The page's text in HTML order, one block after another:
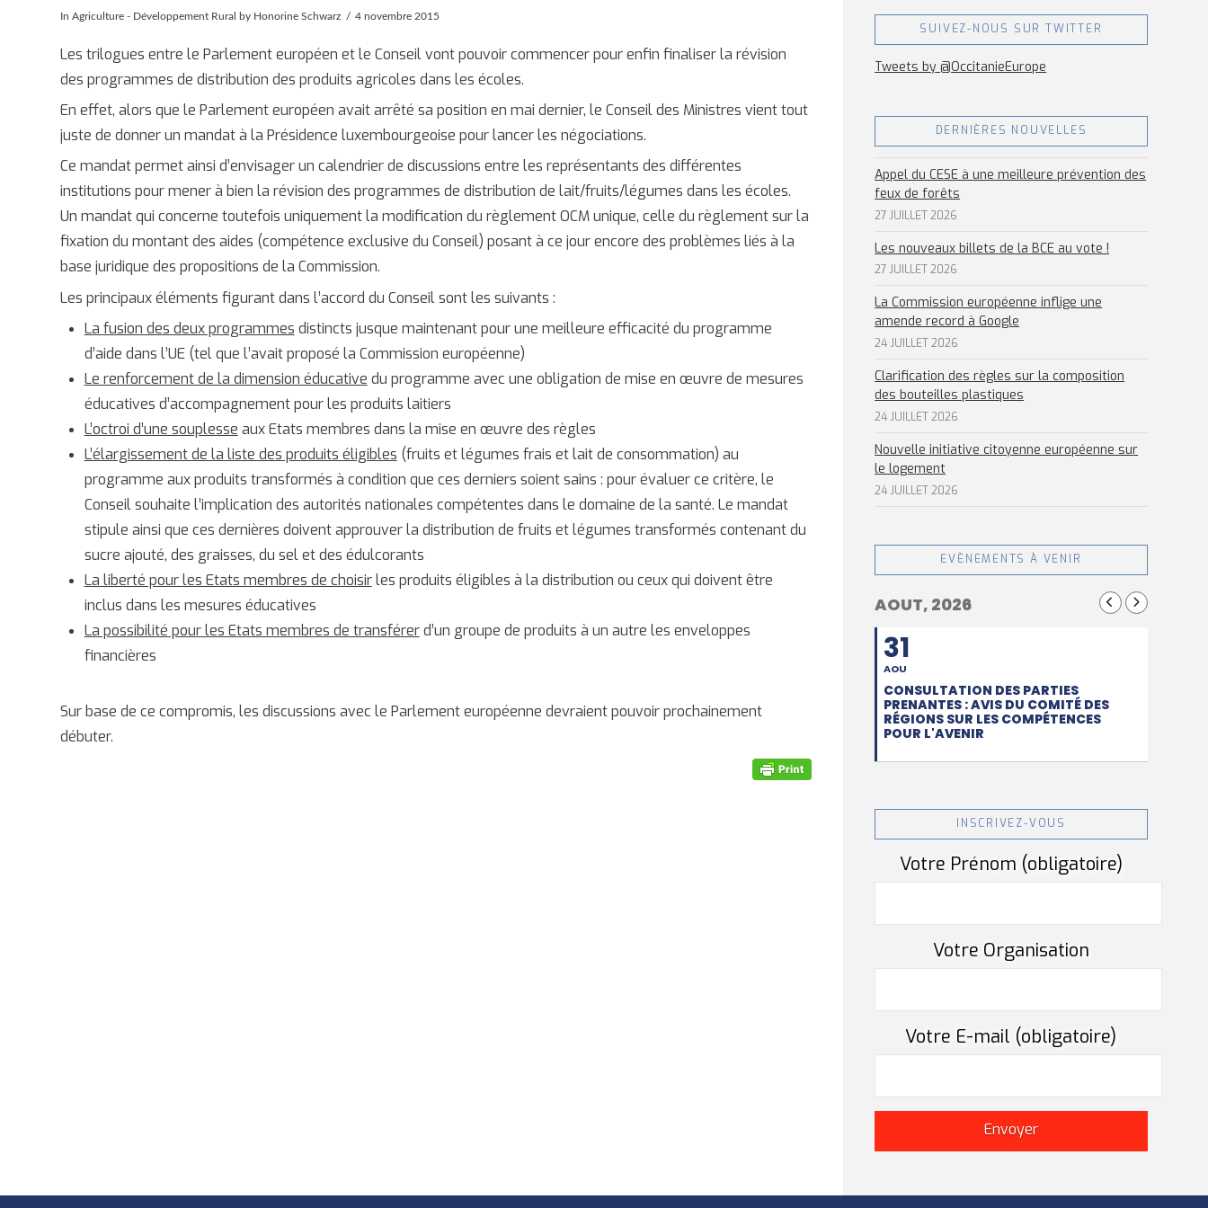
InAgriculture - Développement Rural by Honorine Schwarz 4 novembre 2015
Les trilogues entre le Parlement européen et le Conseil vont pouvoir commencer pour enfin finaliser la révision
des programmes de distribution des produits agricoles dans les écoles.
En effet, alors que le Parlement européen avait arrêté sa position en mai dernier, le Conseil des Ministres vient tout
juste de donner un mandat à la Présidence luxembourgeoise pour lancer les négociations.
Ce mandat permet ainsi d’envisager un calendrier de discussions entre les représentants des différentes
institutions pour mener à bien la révision des programmes de distribution de lait/fruits/légumes dans les écoles.
Un mandat qui concerne toutefois uniquement la modification du règlement OCM unique, celle du règlement sur la
fixation du montant des aides (compétence exclusive du Conseil) posant à ce jour encore des problèmes liés à la
base juridique des propositions de la Commission.
Les principaux éléments figurant dans l’accord du Conseil sont les suivants :
La fusion des deux programmes distincts jusque maintenant pour une meilleure efficacité du programme
d’aide dans l’UE (tel que l’avait proposé la Commission européenne)
Le renforcement de la dimension éducative du programme avec une obligation de mise en œuvre de mesures
éducatives d’accompagnement pour les produits laitiers
L’octroi d’une souplesse aux Etats membres dans la mise en œuvre des règles
L’élargissement de la liste des produits éligibles (fruits et légumes frais et lait de consommation) au
programme aux produits transformés à condition que ces derniers soient sains : pour évaluer ce critère, le
Conseil souhaite l’implication des autorités nationales compétentes dans le domaine de la santé. Le mandat
stipule ainsi que ces dernières doivent approuver la distribution de fruits et légumes transformés contenant du
sucre ajouté, des graisses, du sel et des édulcorants
La liberté pour les Etats membres de choisirles produits éligibles à la distribution ou ceux qui doivent être
inclus dans les mesures éducatives
La possibilité pour les Etats membres de transférerd’un groupe de produits à un autre les enveloppes
financières
Sur base de ce compromis, les discussions avec le Parlement européenne devraient pouvoir prochainement
débuter.
SUIVEZ-NOUS SUR TWITTER
Tweets by @OccitanieEurope
DERNIÈRES NOUVELLES
Appel du CESE à une meilleure prévention des
feux de forêts
27 JUILLET 2026
Les nouveaux billets de la BCE au vote !
27 JUILLET 2026
La Commission européenne inflige une
amende record à Google
24 JUILLET 2026
Clarification des règles sur la composition
des bouteilles plastiques
24 JUILLET 2026
Nouvelle initiative citoyenne européenne sur
le logement
24 JUILLET 2026
EVÈNEMENTS À VENIR
AOUT, 2026
31
AOU
CONSULTATION DES PARTIES
PRENANTES : AVIS DU COMITÉ DES
RÉGIONS SUR LES COMPÉTENCES
POUR L'AVENIR
INSCRIVEZ-VOUS
Votre Prénom (obligatoire)
Votre Organisation
Votre E-mail (obligatoire)